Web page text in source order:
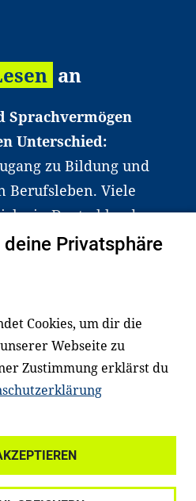
an
Sprachvermögen
Unterschied:
zu Bildung und
Berufsleben. Viele
in Deutschland
dabei.
Erzieher*innen,
arbeiten wir eng
Unternehmen
zusammen.
Privatsphäre
Cookies, um dir die
Webseite zu
Zustimmung erklärst du